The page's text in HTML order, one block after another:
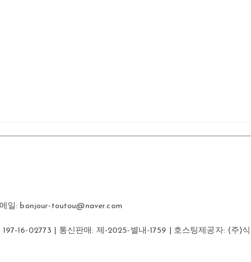
일: bonjour-toutou@naver.com
197-16-02773 | 통신판매: 제-2025-별내-1759 | 호스팅제공자: (주)